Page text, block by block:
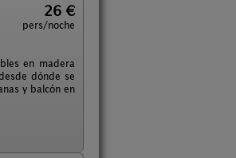
26 €
pers/noche
en madera
dónde se
y balcón en